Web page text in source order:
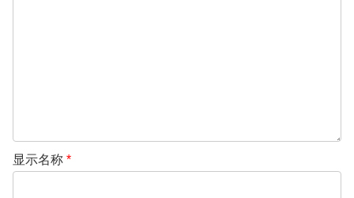
显示名称 *